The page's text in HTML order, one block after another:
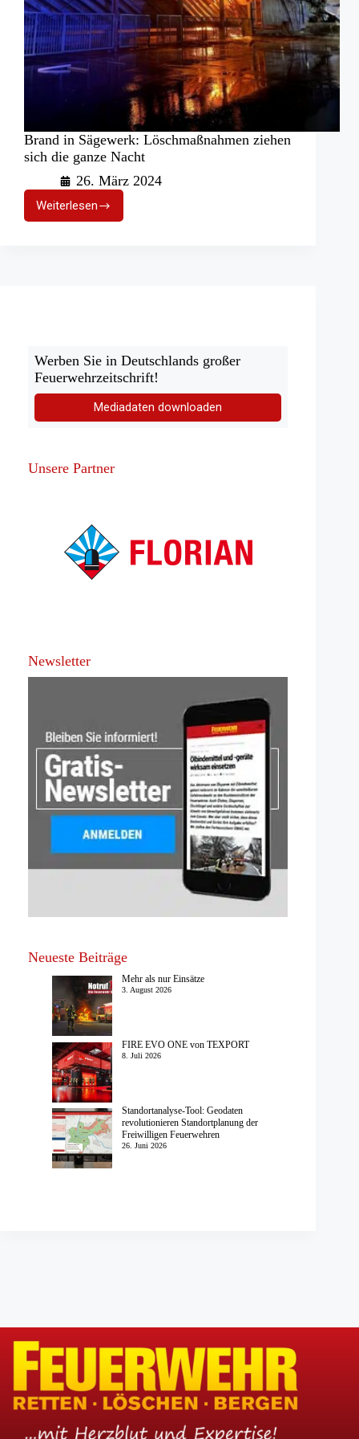
Brand in Sägewerk: Löschmaßnahmen ziehen
sich die ganze Nacht
26. März 2024
Weiterlesen
Brand
in
Werben Sie in Deutschlands großer
Feuerwehrzeitschrift!
Mediadaten downloaden
Unsere Partner
Newsletter
Neueste Beiträge
Mehr als nur Einsätze
3. August 2026
FIRE EVO ONE von TEXPORT
8. Juli 2026
Standortanalyse-Tool: Geodaten
revolutionieren Standortplanung der
Freiwilligen Feuerwehren
26. Juni 2026